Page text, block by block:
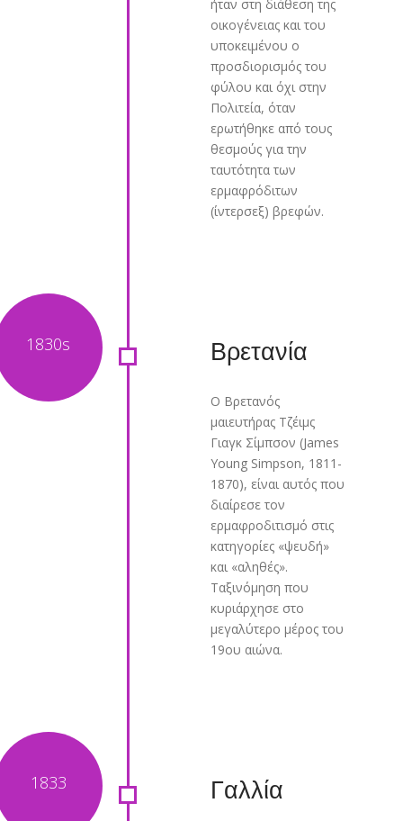
ήταν στη διάθεση της
οικογένειας και του
υποκειμένου ο
προσδιορισμός του
φύλου και όχι στην
Πολιτεία, όταν
ερωτήθηκε από τους
θεσμούς για την
ταυτότητα των
ερμαφρόδιτων
(ίντερσεξ) βρεφών.
Βρετανία
Ο Βρετανός
μαιευτήρας Τζέιμς
Γιαγκ Σίμπσον (James
Young Simpson, 1811-
1870), είναι αυτός που
διαίρεσε τον
ερμαφροδιτισμό στις
κατηγορίες «ψευδή»
και «αληθές».
Ταξινόμηση που
κυριάρχησε στο
μεγαλύτερο μέρος του
19ου αιώνα.
Γαλλία